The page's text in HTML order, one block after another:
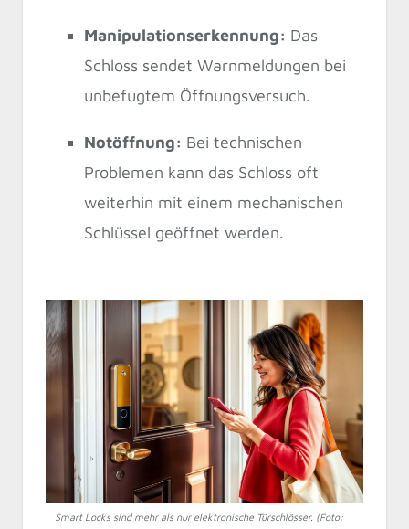
Manipulationserkennung: Das
Schloss sendet Warnmeldungen bei
unbefugtem Öffnungsversuch.
Notöffnung: Bei technischen
Problemen kann das Schloss oft
weiterhin mit einem mechanischen
Schlüssel geöffnet werden.
Smart Locks sind mehr als nur elektronische Türschlösser. (Foto: